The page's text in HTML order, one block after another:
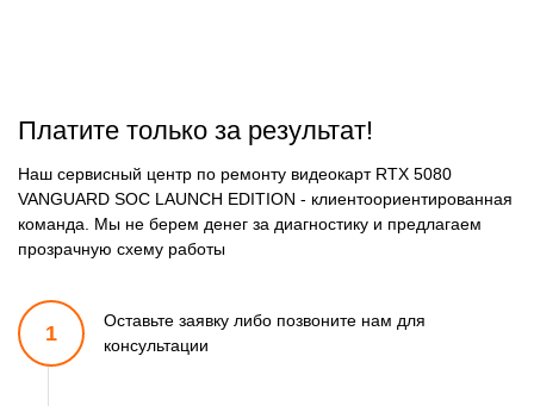
Платите только за результат!
Наш сервисный центр по ремонту видеокарт RTX 5080
VANGUARD SOC LAUNCH EDITION - клиентоориентированная
команда. Мы не берем денег за диагностику и предлагаем
прозрачную схему работы
1
Оставьте заявку либо позвоните нам для
консультации